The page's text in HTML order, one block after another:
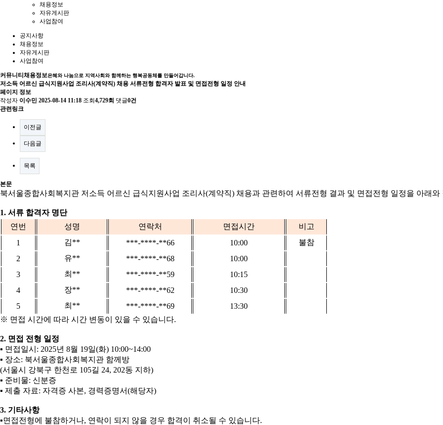
채용정보
자유게시판
사업참여
공지사항
채용정보
자유게시판
사업참여
커뮤니티 채용정보은혜와 나눔으로 지역사회와 함께하는 행복공동체를 만들어갑니다.
저소득 어르신 급식지원사업 조리사(계약직) 채용 서류전형 합격자 발표 및 면접전형 일정 안내
페이지 정보
작성자 이수민 2025-08-14 11:18 조회 4,729회 댓글0건
관련링크
이전글
다음글
목록
본문
북서울종합사회복지관 저소득 어르신 급식지원사업 조리사(계약직) 채용과 관련하여 서류전형 결과 및 면접전형 일정을 아래
1. 서류 합격자 명단
연번
성명 연락처 면접시간
비고
1
김** ***-****-**66 10:00
불참
2
유** ***-****-**68
10:00
3
최 ** ***-****-**59
10:15
4
장** ***-****-**62
10:30
5
최 ** ***-****-**69
13:30
※ 면접 시간에 따라 시간 변동이 있을 수 있습니다.
2. 면접 전형 일정
▪ 면접일시 : 2025년 8월 19일(화) 10:00~14:00
▪ 장소: 북서울종합사회복지관 함께방
(서울시 강북구 한천로 105길 24, 202동 지하)
▪ 준비물: 신분증
▪ 제출 자료: 자격증 사본, 경력증명서(해당자)
3. 기타사항
▪면접전형에 불참하거나, 연락이 되지 않을 경우 합격이 취소될 수 있습니다.